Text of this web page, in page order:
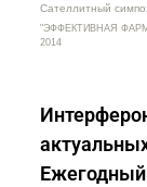
Сателлитный
"ЭФФЕКТИВНАЯ
2014
Ежегодный